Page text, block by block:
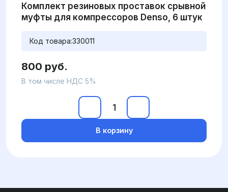
Комплект резиновых проставок срывной
муфты для компрессоров Denso, 6 штук
Код товара:330011
800 руб.
В том числе НДС 5%
В корзину